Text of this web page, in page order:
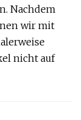
Nachdem
wir mit
nicht auf